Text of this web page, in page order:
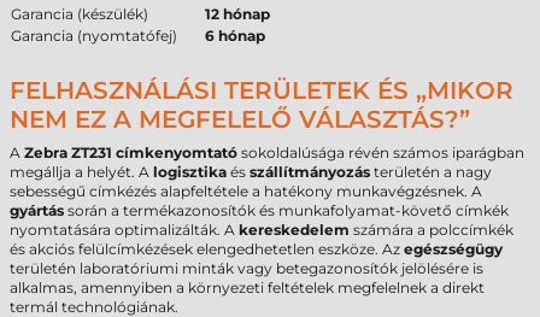
Garancia (készülék)
12 hónap
Garancia (nyomtatófej)
6 hónap
FELHASZNÁLÁSI TERÜLETEK ÉS „MIKOR
NEM EZ A MEGFELELŐ VÁLASZTÁS?”
A Zebra ZT231 címkenyomtató sokoldalúsága révén számos iparágban
megállja a helyét. A logisztika és szállítmányozás területén a nagy
sebességű címkézés alapfeltétele a hatékony munkavégzésnek. A
gyártás során a termékazonosítók és munkafolyamat-követő címkék
nyomtatására optimalizálták. A kereskedelem számára a polccímkék
és akciós felülcímkézések elengedhetetlen eszköze. Az egészségügy
területén laboratóriumi minták vagy betegazonosítók jelölésére is
alkalmas, amennyiben a környezeti feltételek megfelelnek a direkt
termál technológiának.